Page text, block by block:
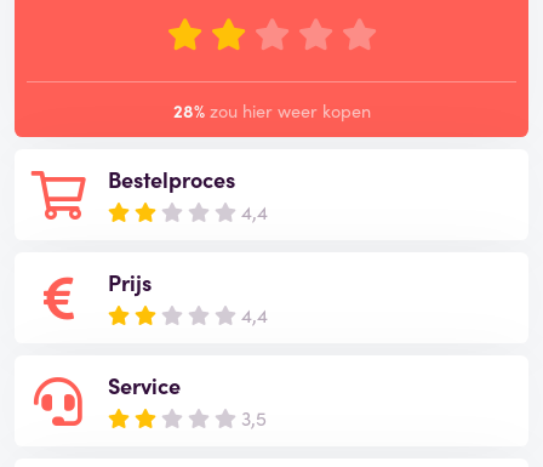
Bestelproces
4,4
Prijs
4,4
Service
3,5
28% zou hier weer kopen